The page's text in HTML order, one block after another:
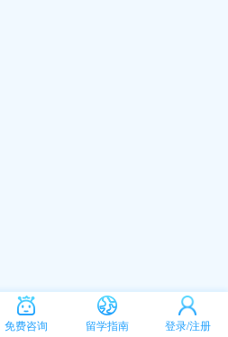
免费咨询 留学指南 登录/注册